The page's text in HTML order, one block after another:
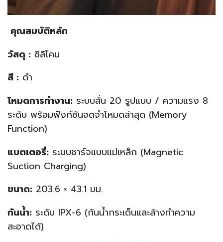
คุณสมบัติหลัก
วัสดุ : ซิลิโคน
สี : ดำ
โหมดการทำงาน: ระบบสั่น 20 รูปแบบ / ความแรง 8
ระดับ พร้อมฟังก์ชันจดจำโหมดล่าสุด (Memory
Function)
แบตเตอรี่: ระบบชาร์จแบบแม่เหล็ก (Magnetic
Suction Charging)
ขนาด: 203.6 × 43.1 มม.
กันน้ำ: ระดับ IPX-6 (กันน้ำกระเด็นและล้างทำความ
สะอาดได้)